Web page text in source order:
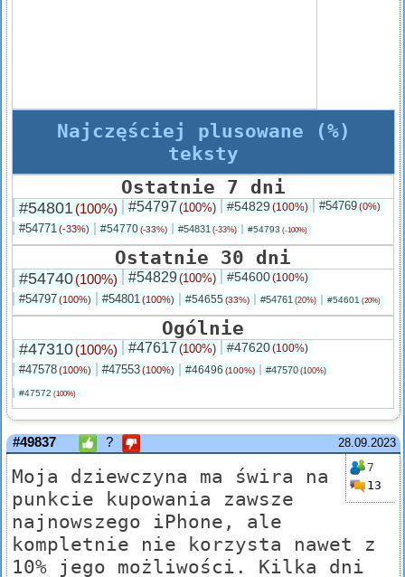
Najczęściej plusowane (%)
teksty
Ostatnie 7 dni
#54801(100%) #54797 (100%) #54829 (100%) #54769(0%)
#54771(-33%) #54770(-33%) #54831 (-33%) #54793 (-100%)
Ostatnie 30 dni
#54740(100%) #54829(100%) #54600(100%)
#54797(100%) #54801(100%) #54655 (33%) #54761 (20%) #54601 (20%)
Ogólnie
#47310(100%) #47617 (100%) #47620(100%)
#47578(100%) #47553(100%) #46496 (100%) #47570 (100%)
#47572 (100%)
28.09.2023
#49837 ?
7
13
Moja dziewczyna ma świra na
punkcie kupowania zawsze
najnowszego iPhone, ale
kompletnie nie korzysta nawet z
10% jego możliwości. Kilka dni